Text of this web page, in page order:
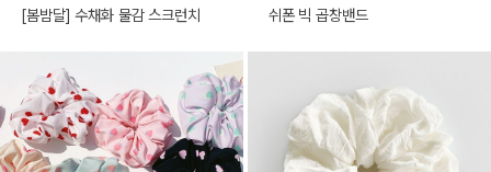
[봄밤달] 수채화 물감 스크런치 쉬폰 빅 곱창밴드